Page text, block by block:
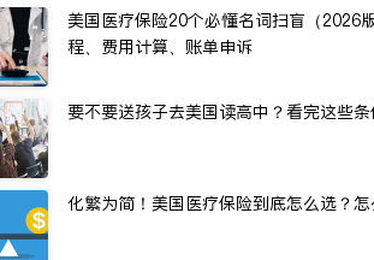
美国医疗保险20个必懂名词扫盲（2026
程、费用计算、账单申诉
要不要送孩子去美国读高中？看完这些条
化繁为简！美国医疗保险到底怎么选？怎